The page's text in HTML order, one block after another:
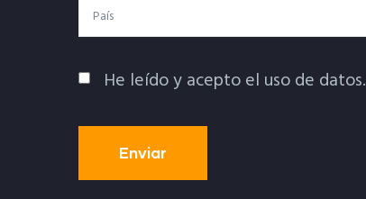
País
Política De Privacidad
He leído y acepto el uso de datos.